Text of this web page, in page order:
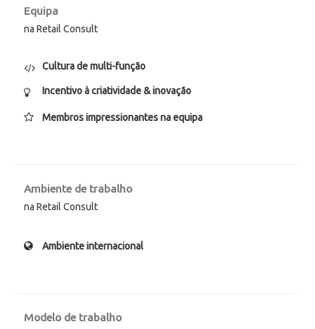
Equipa
na Retail Consult
Cultura de multi-função
Incentivo à criatividade & inovação
Membros impressionantes na equipa
Ambiente de trabalho
na Retail Consult
Ambiente internacional
Modelo de trabalho